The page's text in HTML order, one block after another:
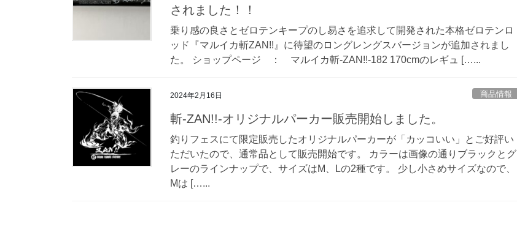
されました！！
乗り感の良さとゼロテンキープのし易さを追求して開発された本格ゼロテンロ
ッド『マルイカ斬ZAN!!』に待望のロングレングスバージョンが追加されまし
た。 ショップページ ： マルイカ斬-ZAN!!-182 170cmのレギュ […...
2024年2月16日 商品情報
斬-ZAN!!-オリジナルパーカー販売開始しました。
釣りフェスにて限定販売したオリジナルパーカーが「カッコいい」とご好評い
ただいたので、通常品として販売開始です。 カラーは画像の通りブラックとグ
レーのラインナップで、サイズはM、Lの2種です。 少し小さめサイズなので、
Mは […...